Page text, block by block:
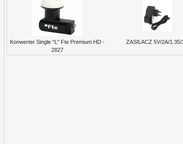
Konwerter Single "L" Fte Premium HD -
2827
ZASILACZ 5V/2A/1.35/